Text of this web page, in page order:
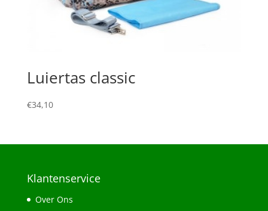
Luiertas classic
€34,10
Klantenservice
Over Ons